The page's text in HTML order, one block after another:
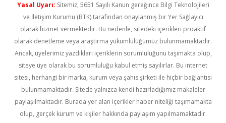
Yasal Uyarı: Sitemiz, 5651 Sayılı Kanun gereğince Bilgi Teknolojileri
ve İletişim Kurumu (BTK) tarafından onaylanmış bir Yer Sağlayıcı
olarak hizmet vermektedir. Bu nedenle, sitedeki içerikleri proaktif
olarak denetleme veya araştırma yükümlülüğümüz bulunmamaktadır.
Ancak, üyelerimiz yazdıkları içeriklerin sorumluluğunu taşımakta olup,
siteye üye olarak bu sorumluluğu kabul etmiş sayılırlar. Bu internet
sitesi, herhangi bir marka, kurum veya şahıs şirketi ile hiçbir bağlantısı
bulunmamaktadır. Sitede yalnızca kendi hazırladığımız makaleler
paylaşılmaktadır. Burada yer alan içerikler haber niteliği taşımamakta
olup, gerçek kurum ve kişiler hakkında paylaşım yapılmamaktadır.